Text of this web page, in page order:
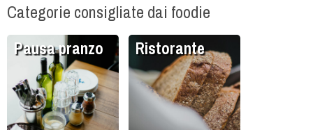
Categorie consigliate dai foodie
Pausa pranzo Ristorante